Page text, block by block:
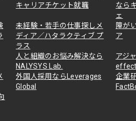
キャリアチケット就職
なら
ェ
未経験・若手の仕事探しメ
ディア／ハタラクティブ プ
ラス
障が
ア
人と組織のお悩み解決なら
NALYSYS Lab.
アジ
外国人採用ならLeverages
Global
企業